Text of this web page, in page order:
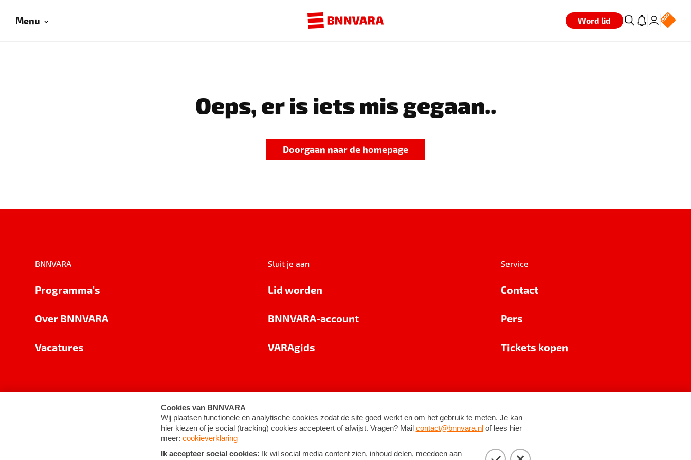
Menu Word lid
Oeps, er is iets mis gegaan..
Doorgaan naar de homepage
BNNVARA
Programma's
Over BNNVARA
Vacatures
Sluit je aan
Lid worden
BNNVARA-account
VARAgids
Service
Contact
Pers
Tickets kopen
Cookie-instellingen Algemene voorwaarden ©2026BNNVARA